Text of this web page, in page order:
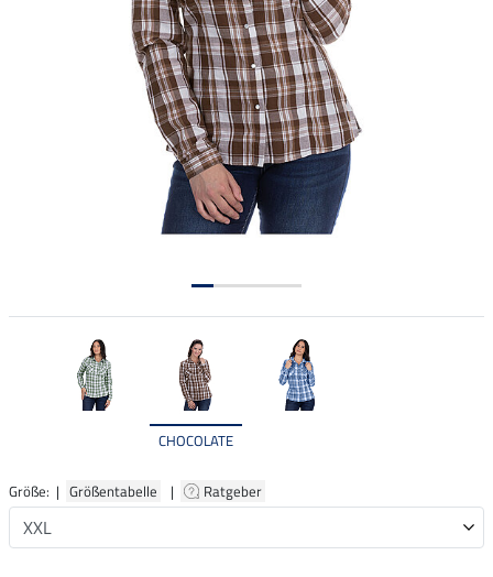
CHOCOLATE
Größe: | Größentabelle | Ratgeber